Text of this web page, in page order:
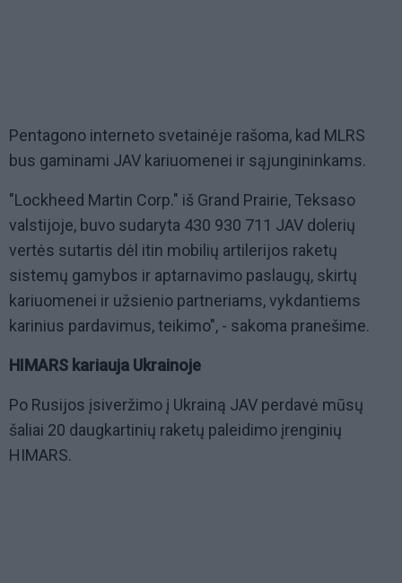
Pentagono interneto svetainėje rašoma, kad MLRS
bus gaminami JAV kariuomenei ir sąjungininkams.
"Lockheed Martin Corp." iš Grand Prairie, Teksaso
valstijoje, buvo sudaryta 430 930 711 JAV dolerių
vertės sutartis dėl itin mobilių artilerijos raketų
sistemų gamybos ir aptarnavimo paslaugų, skirtų
kariuomenei ir užsienio partneriams, vykdantiems
karinius pardavimus, teikimo", - sakoma pranešime.
HIMARS kariauja Ukrainoje
Po Rusijos įsiveržimo į Ukrainą JAV perdavė mūsų
šaliai 20 daugkartinių raketų paleidimo įrenginių
HIMARS.